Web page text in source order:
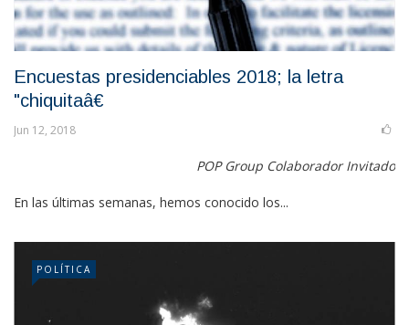
Encuestas presidenciables 2018; la letra
"chiquitaâ€
Jun 12, 2018
POP Group Colaborador Invitado
En las últimas semanas, hemos conocido los...
POLÍTICA